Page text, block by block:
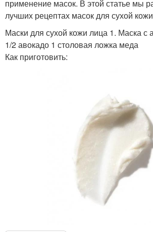
применение масок. В этой статье мы
лучших рецептах масок для сухой
Маски для сухой кожи лица 1. Маска с
1/2 авокадо 1 столовая ложка меда
Как приготовить: